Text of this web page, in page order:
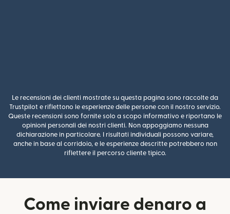
Le recensioni dei clienti mostrate su questa pagina sono raccolte da
Trustpilot e riflettono le esperienze delle persone con il nostro servizio.
Queste recensioni sono fornite solo a scopo informativo e riportano le
opinioni personali dei nostri clienti. Non appoggiamo nessuna
dichiarazione in particolare. I risultati individuali possono variare,
anche in base al corridoio, e le esperienze descritte potrebbero non
riflettere il percorso cliente tipico.
Come inviare denaro a